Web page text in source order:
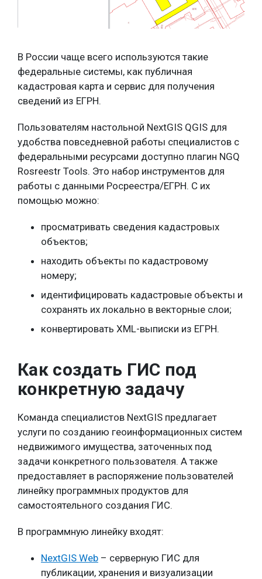
В России чаще всего используются такие
федеральные системы, как публичная
кадастровая карта и сервис для получения
сведений из ЕГРН.
Пользователям настольной NextGIS QGIS для
удобства повседневной работы специалистов с
федеральными ресурсами доступно плагин NGQ
Rosreestr Tools. Это набор инструментов для
работы с данными Росреестра/ЕГРН. С их
помощью можно:
просматривать сведения кадастровых
объектов;
находить объекты по кадастровому
номеру;
идентифицировать кадастровые объекты и
сохранять их локально в векторные слои;
конвертировать XML-выписки из ЕГРН.
Как создать ГИС под
конкретную задачу
Команда специалистов NextGIS предлагает
услуги по созданию геоинформационных систем
недвижимого имущества, заточенных под
задачи конкретного пользователя. А также
предоставляет в распоряжение пользователей
линейку программных продуктов для
самостоятельного создания ГИС.
В программную линейку входят:
NextGIS Web – серверную ГИС для
публикации, хранения и визуализации